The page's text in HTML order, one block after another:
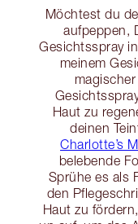
Möchtest du
aufpeppen,
Gesichtsspray
meinem
Haut zu
deinen
Charlotte’s
belebende
Sprühe es als
den
Haut zu